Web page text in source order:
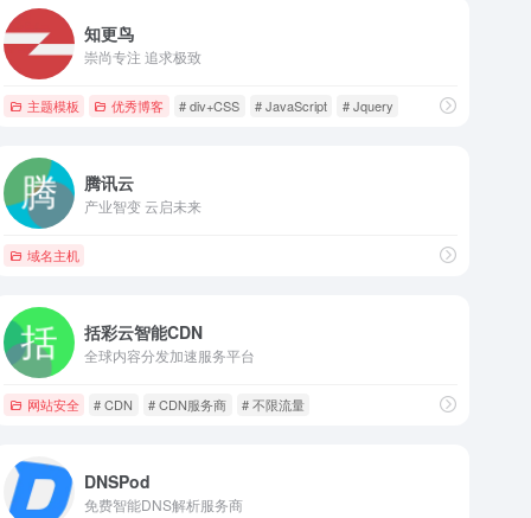
知更鸟
崇尚专注 追求极致
主题模板 优秀博客 # div+CSS # JavaScript # Jquery
腾讯云
产业智变 云启未来
域名主机
括彩云智能CDN
全球内容分发加速服务平台
网站安全 # CDN # CDN服务商 # 不限流量
DNSPod
免费智能DNS解析服务商